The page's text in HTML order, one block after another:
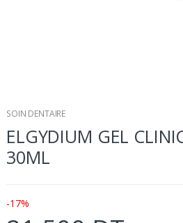
SOIN DENTAIRE
ELGYDIUM GEL
30ML
-17%